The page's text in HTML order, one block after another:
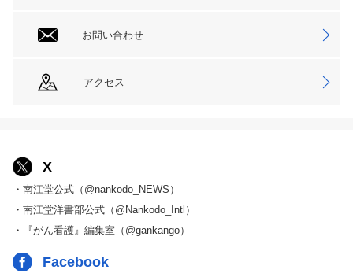
お問い合わせ
アクセス
X
・南江堂公式（@nankodo_NEWS）
・南江堂洋書部公式（@Nankodo_Intl）
・『がん看護』編集室（@gankango）
Facebook